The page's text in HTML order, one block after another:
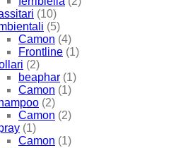
(10)
(5)
Camon (4)
Frontline (1)
(2)
beaphar (1)
Camon (1)
(2)
Camon (2)
(1)
Camon (1)